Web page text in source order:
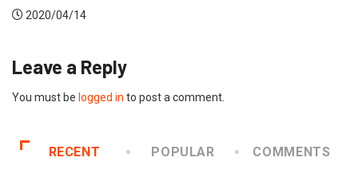
2020/04/14
Leave a Reply
You must be logged in to post a comment.
RECENT POPULAR COMMENTS